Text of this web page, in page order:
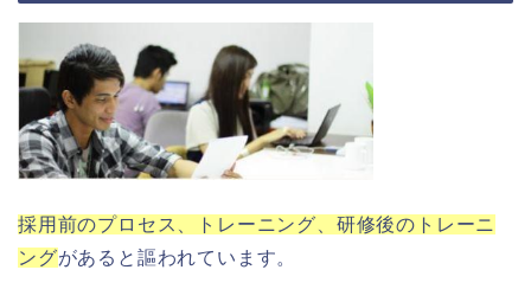
採用前のプロセス、トレーニング、研修後のトレーニ
ングがあると謳われています。